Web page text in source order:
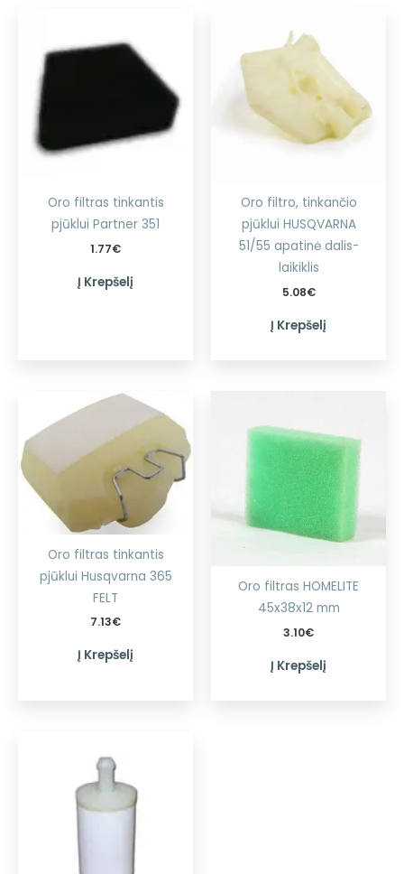
Oro filtras tinkantis
pjūklui Partner 351
1.77€
Į Krepšelį
Oro filtro, tinkančio
pjūklui HUSQVARNA
51/55 apatinė dalis-
laikiklis
5.08€
Į Krepšelį
Oro filtras tinkantis
pjūklui Husqvarna 365
FELT
7.13€
Į Krepšelį
Oro filtras HOMELITE
45x38x12 mm
3.10€
Į Krepšelį